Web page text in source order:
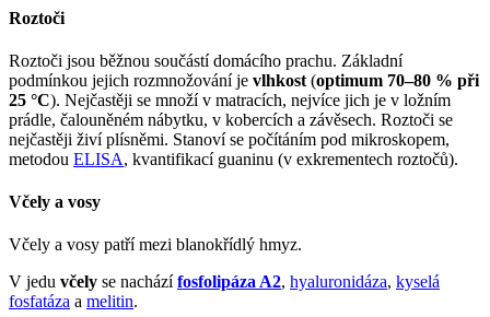
Roztoči
Roztoči jsou běžnou součástí domácího prachu. Základní
podmínkou jejich rozmnožování je vlhkost (optimum 70–80 % při
25 °C). Nejčastěji se množí v matracích, nejvíce jich je v ložním
prádle, čalouněném nábytku, v kobercích a závěsech. Roztoči se
nejčastěji živí plísněmi. Stanoví se počítáním pod mikroskopem,
metodou ELISA, kvantifikací guaninu (v exkrementech roztočů).
Včely a vosy
Včely a vosy patří mezi blanokřídlý hmyz.
V jedu včely se nacházífosfolipáza A2, hyaluronidáza, kyselá
fosfatáza a melitin.